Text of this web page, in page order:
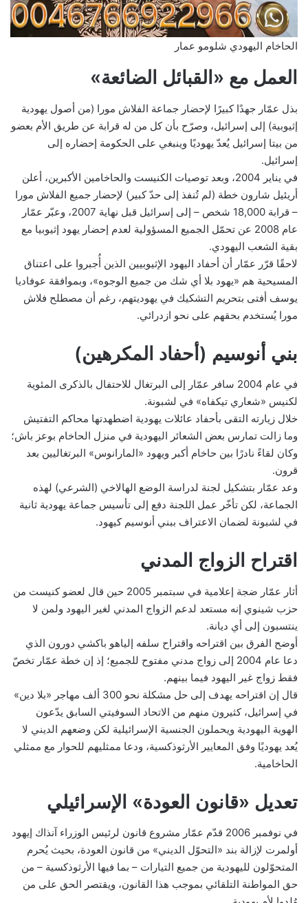
الحاخام اليهودي شلومو عمار
العمل مع «القبائل الضائعة»
بذل عمّار جهدًا كبيرًا لإحضار جماعة الفلاش مورا (من أصول يهودية
إثيوبية) إلى إسرائيل، وصرّح بأن كل من له قرابة عن طريق الأم بعضو
من بيتا إسرائيل يُعدّ يهوديًا وينبغي على الحكومة إحضاره إلى
إسرائيل.
في يناير 2004، وبعد توصيات الكنيست والحاخامين الأكبرين، أعلن
أريئيل شارون خطة (لم تُنفذ إلى حدّ كبير) لإحضار جميع الفلاش مورا
– قرابة 18,000 شخص – إلى إسرائيل قبل نهاية 2007، وعبّر عمّار
عام 2008 عن تحمّل الجميع المسؤولية لعدم إحضار يهود إثيوبيا مع
بقية الشعب اليهودي.
لاحقًا قرّر عمّار أن أحفاد اليهود الإثيوبيين الذين أُجبروا على اعتناق
المسيحية هم «يهود بلا أي شك من جميع الوجوه»، وبموافقة عوفاديا
يوسف أفتى بتحريم التشكيك في يهوديتهم، رغم أن مصطلح فلاش
مورا يُستخدم بحقهم على نحو ازدرائي.
بني أنوسيم (أحفاد المكرهين)
في عام 2004 سافر عمّار إلى البرتغال للاحتفال بالذكرى المئوية
لكنيس «شعاري تيكفاه» في لشبونة.
خلال زيارته التقى بأحفاد عائلات يهودية اضطهدتها محاكم التفتيش
وما زالت تمارس بعض الشعائر اليهودية في منزل الحاخام بوعز باش؛
وكان لقاءً نادرًا بين حاخام أكبر ويهود «المارانوس» البرتغاليين بعد
قرون.
وعد عمّار بتشكيل لجنة لدراسة الوضع الهالاخي (الشرعي) لهذه
الجماعة، لكن تأخّر عمل اللجنة دفع إلى تأسيس جماعة يهودية ثانية
في لشبونة لضمان الاعتراف ببني أنوسيم كيهود.
اقتراح الزواج المدني
أثار عمّار ضجة إعلامية في سبتمبر 2005 حين قال لعضو كنيست من
حزب شينوي إنه مستعد لدعم الزواج المدني لغير اليهود ولمن لا
ينتسبون إلى أي ديانة.
أوضح الفرق بين اقتراحه واقتراح سلفه إلياهو باكشي دورون الذي
دعا عام 2004 إلى زواج مدني مفتوح للجميع؛ إذ إن خطة عمّار تخصّ
فقط زواج غير اليهود فيما بينهم.
قال إن اقتراحه يهدف إلى حل مشكلة نحو 300 ألف مهاجر «بلا دين»
في إسرائيل، كثيرون منهم من الاتحاد السوفيتي السابق يدّعون
الهوية اليهودية ويحملون الجنسية الإسرائيلية لكن وضعهم الديني لا
يُعد يهوديًا وفق المعايير الأرثوذكسية، ودعا ممثليهم للحوار مع ممثلي
الحاخامية.
تعديل «قانون العودة» الإسرائيلي
في نوفمبر 2006 قدّم عمّار مشروع قانون لرئيس الوزراء آنذاك إيهود
أولمرت لإزالة بند «التحوّل الديني» من قانون العودة، بحيث يُحرم
المتحوّلون لليهودية من جميع التيارات – بما فيها الأرثوذكسية – من
حق المواطنة التلقائي بموجب هذا القانون، ويقتصر الحق على من